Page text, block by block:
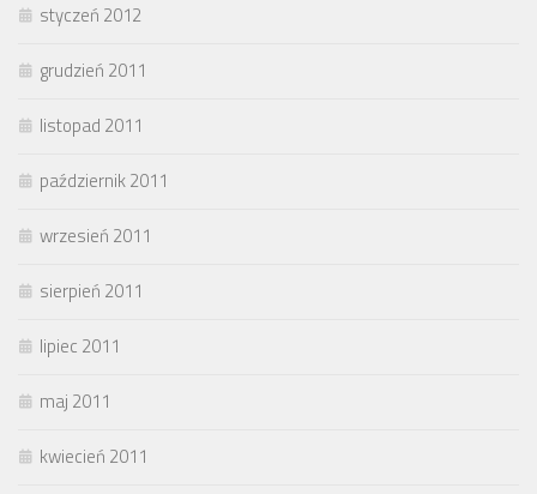
styczeń 2012
grudzień 2011
listopad 2011
październik 2011
wrzesień 2011
sierpień 2011
lipiec 2011
maj 2011
kwiecień 2011